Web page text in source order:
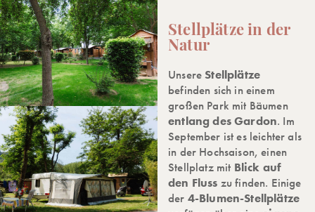
Stellplätze in der
Natur
UnsereStellplätze
befinden sich in einem
großen Park mit Bäumen
entlang des Gardon. Im
September ist es leichter als
in der Hochsaison, einen
Stellplatz mit Blick auf
den Fluss zu finden. Einige
der 4-Blumen-Stellplätze